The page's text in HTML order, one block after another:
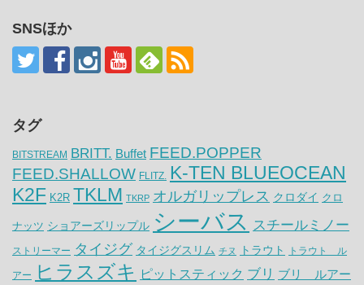
SNSほか
タグ
BITSTREAM BRITT. Buffet FEED.POPPER
FEED.SHALLOW FLITZ. K-TEN BLUEOCEAN
K2F K2R TKLM TKRP オルガリップレス クロダイ クロ
ナッツ ショアーズリップル シーバス スチールミノー
ストリーマー タイジグ タイジグスリム チヌ トラウト トラウト ル
アー ヒラスズキ ピットスティック ブリ ブリ ルアー